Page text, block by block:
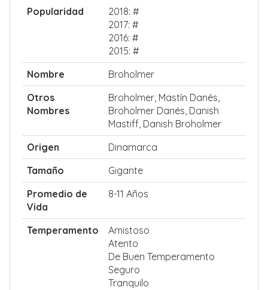
Popularidad
2018: #
2017: #
2016: #
2015: #
Nombre
Broholmer
Otros
Nombres
Broholmer, Mastín Danés,
Broholmer Danés, Danish
Mastiff, Danish Broholmer
Origen
Dinamarca
Tamaño
Gigante
Promedio de
Vida
8-11 Años
Temperamento
Amistoso
Atento
De Buen Temperamento
Seguro
Tranquilo